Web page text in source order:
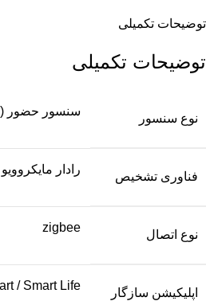
توضیحات تکمیلی
توضیحات تکمیلی
نوع سنسور
سنسور حضور (Presence Sensor)
فناوری تشخیص
رادار مایکروویو 5.8GHz
نوع اتصال
zigbee
اپلیکیشن سازگار
/ Smart Life